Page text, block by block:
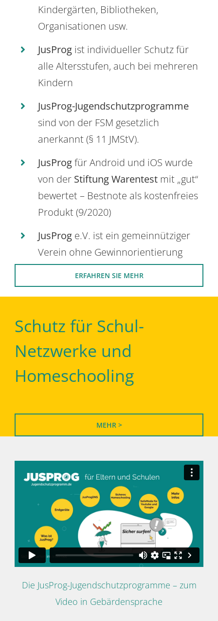
Kindergärten, Bibliotheken,
Organisationen usw.
JusProg ist individueller Schutz für
alle Altersstufen, auch bei mehreren
Kindern
JusProg-Jugendschutzprogramme
sind von der FSM gesetzlich
anerkannt (§ 11 JMStV).
JusProgfür Android und iOS wurde
von der Stiftung Warentest mit „gut“
bewertet – Bestnote als kostenfreies
Produkt (9/2020)
JusProg e.V. ist ein gemeinnütziger
Verein ohne Gewinnorientierung
ERFAHREN SIE MEHR
Schutz für Schul-
Netzwerke und
Homeschooling
MEHR >
Die JusProg-Jugendschutzprogramme – zum
Video in Gebärdensprache